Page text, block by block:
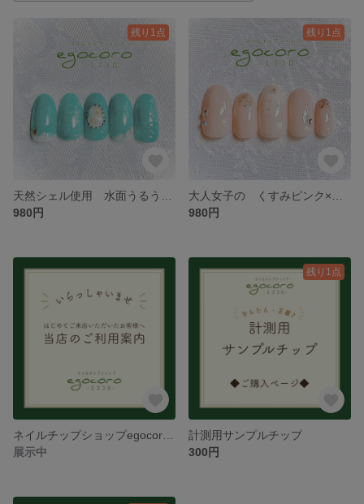
残り1点
980円
残り1点
980円
展示中
残り1点
計測用サンプルチップ
300円